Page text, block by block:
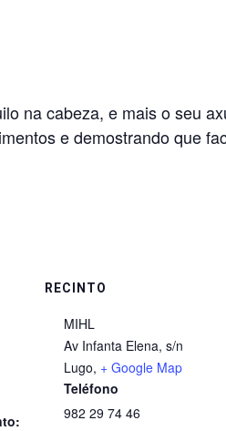
na cabeza, e mais o seu
e demostrando que
RECINTO
MIHL
Av Infanta Elena, s/n
Lugo, + Google Map
Teléfono
982 29 74 46